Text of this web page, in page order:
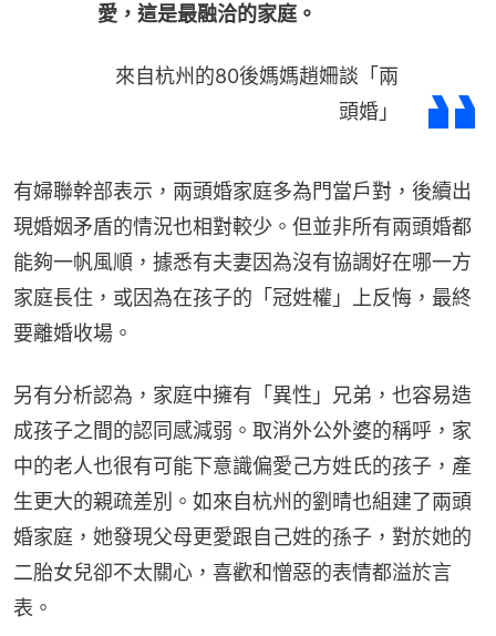
愛，這是最融洽的家庭。
來自杭州的80後媽媽趙姍談「兩
頭婚」
有婦聯幹部表示，兩頭婚家庭多為門當戶對，後續出
現婚姻矛盾的情況也相對較少。但並非所有兩頭婚都
能夠一帆風順，據悉有夫妻因為沒有協調好在哪一方
家庭長住，或因為在孩子的「冠姓權」上反悔，最終
要離婚收場。
另有分析認為，家庭中擁有「異性」兄弟，也容易造
成孩子之間的認同感減弱。取消外公外婆的稱呼，家
中的老人也很有可能下意識偏愛己方姓氏的孩子，產
生更大的親疏差別。如來自杭州的劉晴也組建了兩頭
婚家庭，她發現父母更愛跟自己姓的孫子，對於她的
二胎女兒卻不太關心，喜歡和憎惡的表情都溢於言
表。